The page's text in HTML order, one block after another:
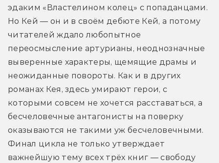
эдаким «Властелином колец» с попаданцами.
Но Кей — он и в своём дебюте Кей, а потому
читателей ждало любопытное
переосмысление артурианы, неоднозначные
выверенные характеры, щемящие драмы и
неожиданные повороты. Как и в других
романах Кея, здесь умирают герои, с
которыми совсем не хочется расставаться, а
бесчеловечные антагонисты на поверку
оказываются не такими уж бесчеловечными.
Финал цикла не только утверждает
важнейшую тему всех трёх книг — свободу